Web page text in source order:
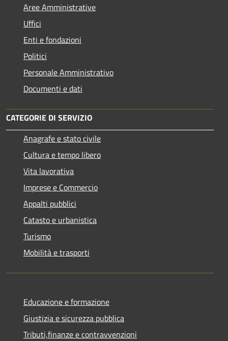
Aree Amministrative
Uffici
Enti e fondazioni
Politici
Personale Amministrativo
Documenti e dati
CATEGORIE DI SERVIZIO
Anagrafe e stato civile
Cultura e tempo libero
Vita lavorativa
Imprese e Commercio
Appalti pubblici
Catasto e urbanistica
Turismo
Mobilità e trasporti
Educazione e formazione
Giustizia e sicurezza pubblica
Tributi,finanze e contravvenzioni